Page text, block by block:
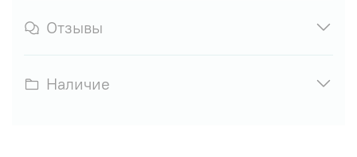
Отзывы
Наличие